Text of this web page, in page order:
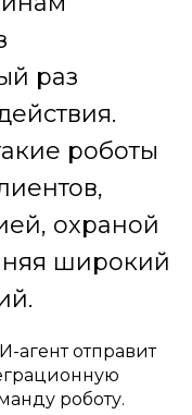
раз
роботы
охраной
широкий
агент отправит
роботу.